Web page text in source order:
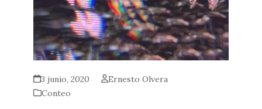
3 junio, 2020
Ernesto Olvera
Conteo